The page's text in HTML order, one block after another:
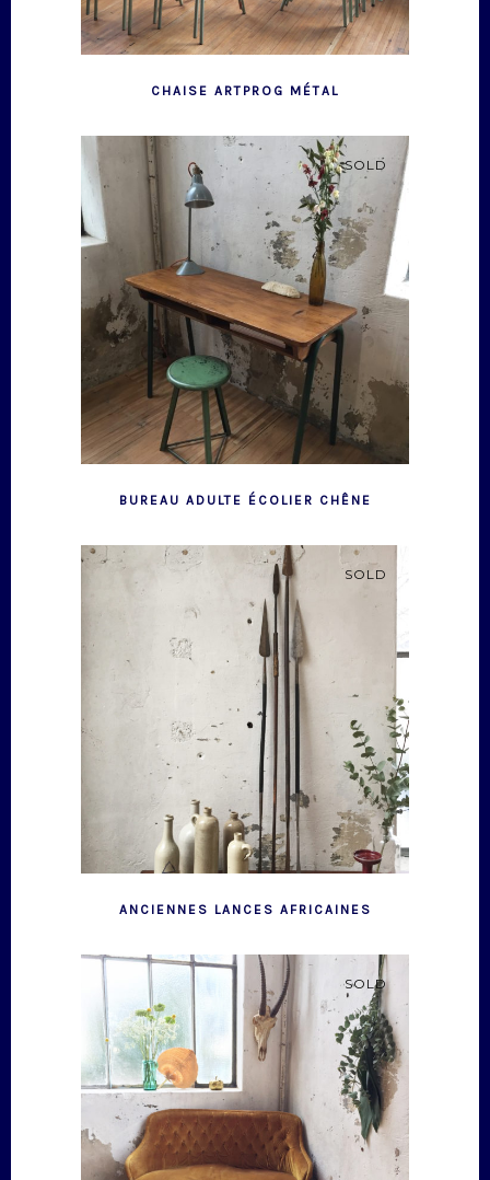
CHAISE ARTPROG MÉTAL
SOLD
BUREAU ADULTE ÉCOLIER CHÊNE
SOLD
ANCIENNES LANCES AFRICAINES
SOLD